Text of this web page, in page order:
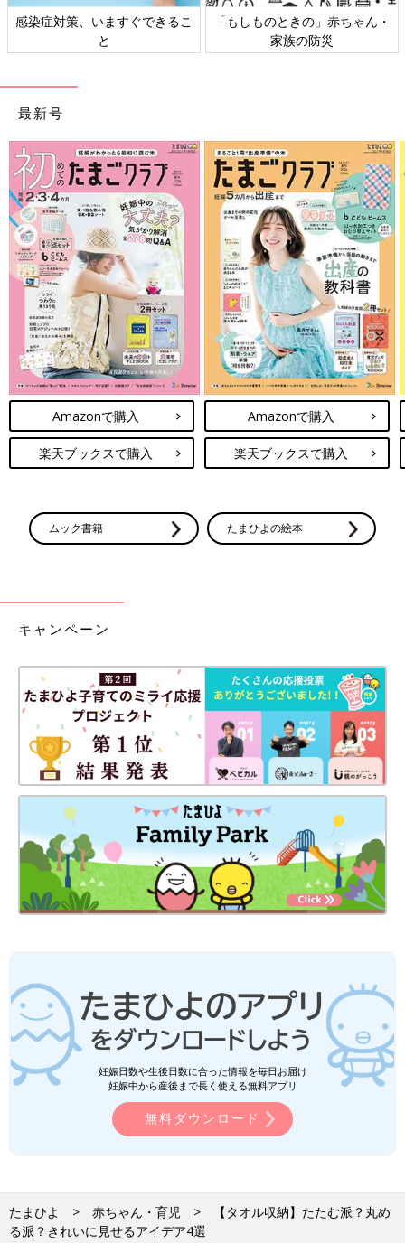
感染症対策、いますぐできるこ
と
「もしものときの」赤ちゃん・
家族の防災
最新号
Amazonで購入
楽天ブックスで購入
Amazonで購入
楽天ブックスで購入
ムック書籍 たまひよの絵本
キャンペーン
妊娠日数や生後日数に合った情報を毎日お届け
妊娠中から産後まで長く使える無料アプリ
無料ダウンロード
たまひよ 赤ちゃん・育児
【タオル収納】たたむ派？丸め
る派？きれいに見せるアイデア4選